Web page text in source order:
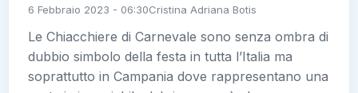
6 Febbraio 2023 - 06:30Cristina Adriana Botis
Le Chiacchiere di Carnevale sono senza ombra di
dubbio simbolo della festa in tutta l’Italia ma
soprattutto in Campania dove rappresentano una